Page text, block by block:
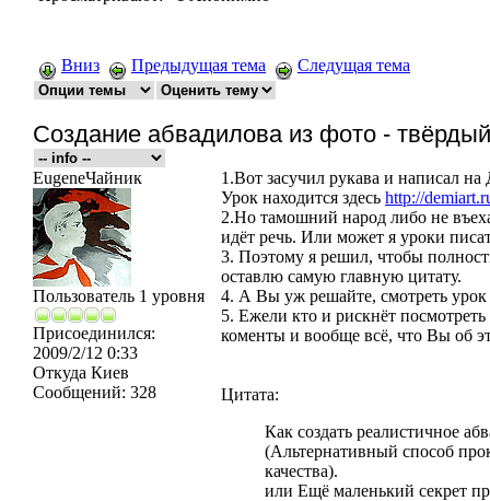
Вниз Предыдущая тема Следущая тема
Создание абвадилова из фото -
EugeneЧайник
Пользователь 1 уровня
Присоединился:
2009/2/12 0:33
Откуда Киев
Сообщений: 328
1.Вот засучил рукава и написал
Урок находится здесь http://
2.Но тамошний народ либо не
идёт речь. Или может я уроки
3. Поэтому я решил, чтобы
оставлю самую главную цитату.
4. А Вы уж решайте, смотреть урок
5. Ежели кто и рискнёт
коменты и вообще всё, что Вы об
Цитата:
Как создать реалистичное
(Альтернативный способ
качества).
или Ещё маленький секрет